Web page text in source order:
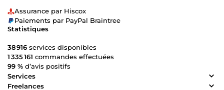
Assurance par Hiscox
Paiements par PayPal Braintree
Statistiques
38 916 services disponibles
1 335 161 commandes effectuées
99 % d’avis positifs
Services
Freelances